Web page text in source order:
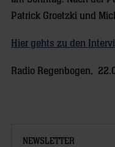
Patrick Groetzki und
Hier gehts zu den
Radio Regenbogen,
NEWSLETTER